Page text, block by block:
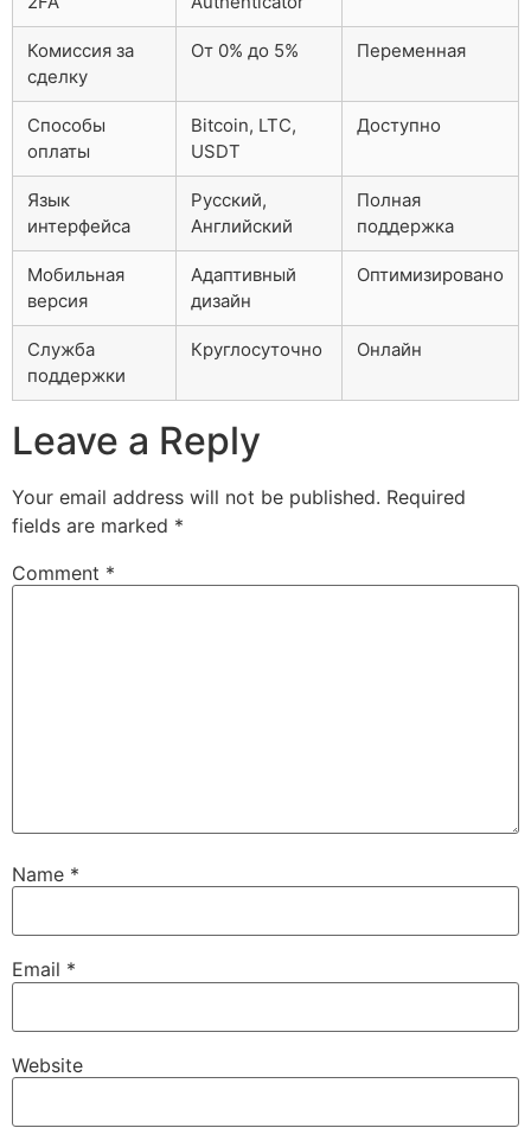
Комиссия за
сделку
От 0% до 5% Переменная
Способы
оплаты
Bitcoin, LTC,
USDT
Доступно
Язык
интерфейса
Русский,
Английский
Полная
поддержка
Мобильная
версия
Адаптивный
дизайн
Оптимизировано
Служба
поддержки
Круглосуточно Онлайн
Leave a Reply
Your email address will not be published. Required
fields are marked *
Comment *
Name *
Email *
Website